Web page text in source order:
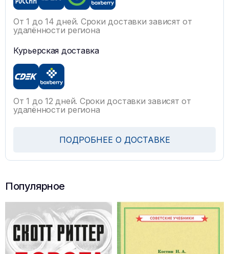
От 1 до 14 дней. Сроки доставки зависят от
удалённости региона
Курьерская доставка
От 1 до 12 дней. Сроки доставки зависят от
удалённости региона
ПОДРОБНЕЕ О ДОСТАВКЕ
Популярное